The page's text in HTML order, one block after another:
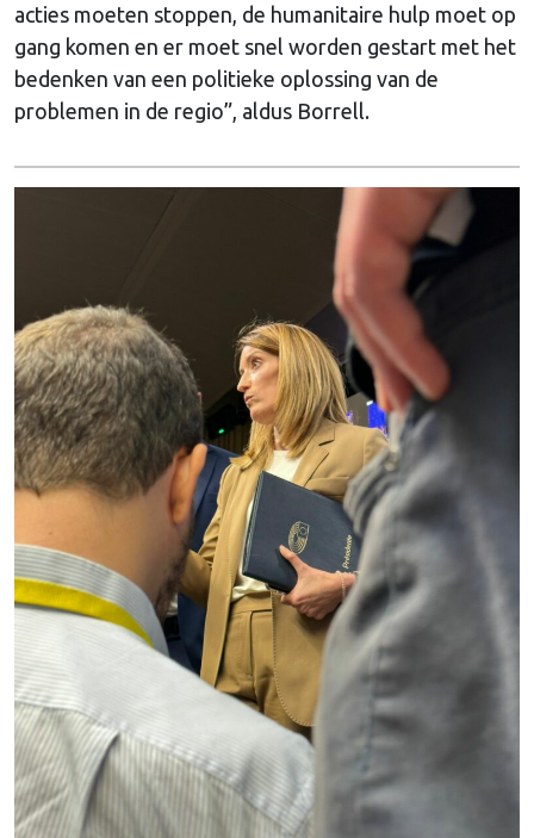
acties moeten stoppen, de humanitaire hulp moet op
gang komen en er moet snel worden gestart met het
bedenken van een politieke oplossing van de
problemen in de regio”, aldus Borrell.